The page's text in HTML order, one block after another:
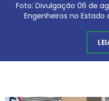
Foto: Divulgação 06 de
Engenheiros no Estado
Foto: Divulgação 06 de
Engenheiros no Estado
Foto: Divulgação 06 de
Engenheiros no Estado